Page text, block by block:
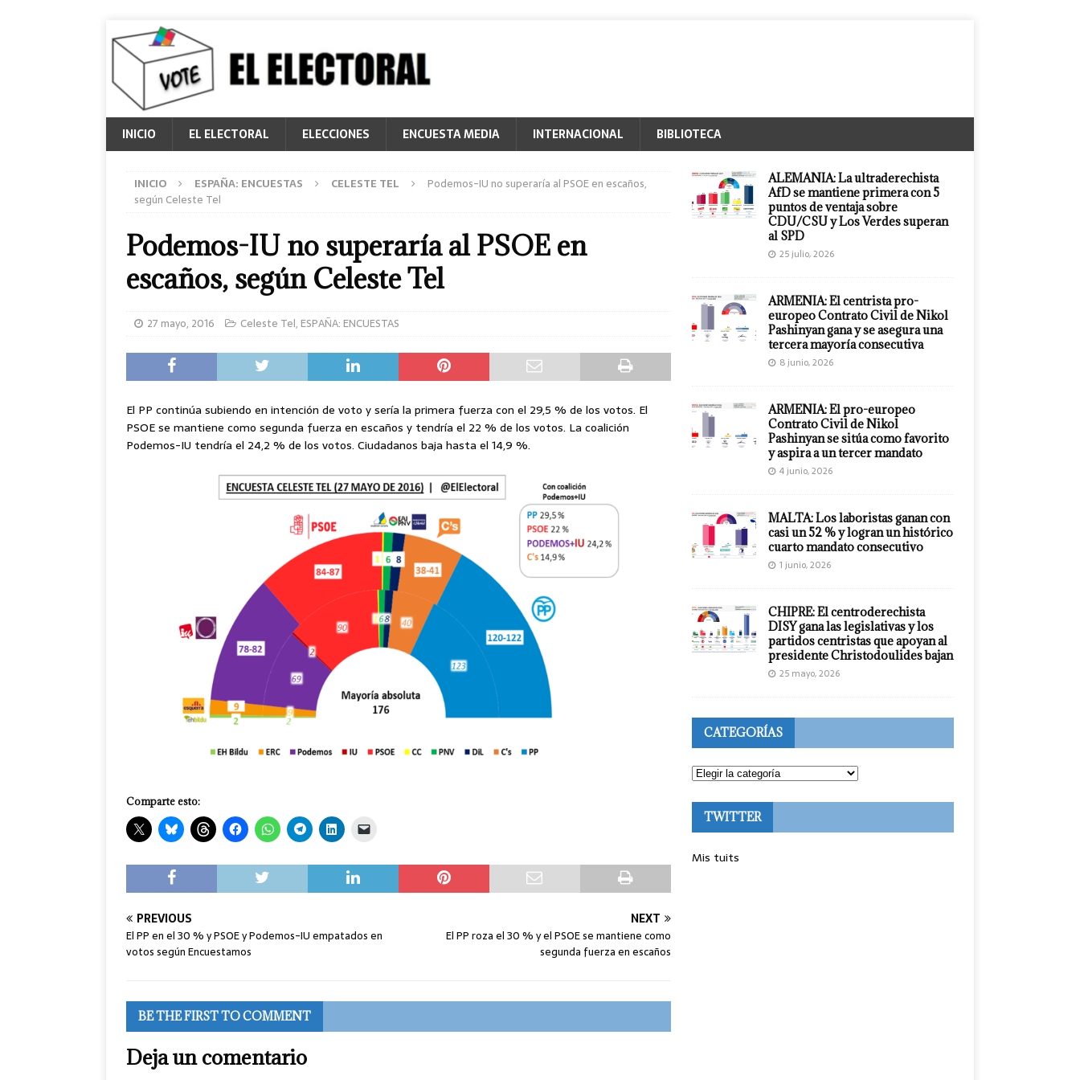
INICIO EL ELECTORAL ELECCIONES ENCUESTA MEDIA INTERNACIONAL BIBLIOTECA
INICIO ESPAÑA: ENCUESTAS CELESTE TEL
Podemos-IU no superaría al PSOE en escaños,
según Celeste Tel
Podemos-IU no superaría al PSOE en
escaños, según Celeste Tel
27 mayo, 2016 Celeste Tel, ESPAÑA: ENCUESTAS
El PP continúa subiendo en intención de voto y sería la primera fuerza con el 29,5 % de los votos. El
PSOE se mantiene como segunda fuerza en escaños y tendría el 22 % de los votos. La coalición
Podemos-IU tendría el 24,2 % de los votos. Ciudadanos baja hasta el 14,9 %.
Comparte esto:
PREVIOUS
El PP en el 30 % y PSOE y Podemos-IU empatados en
votos según Encuestamos
NEXT
El PP roza el 30 % y el PSOE se mantiene como
segunda fuerza en escaños
BE THE FIRST TO COMMENT
Deja un comentario
ALEMANIA: La ultraderechista
AfD se mantiene primera con 5
puntos de ventaja sobre
CDU/CSU y Los Verdes superan
al SPD
25 julio, 2026
ARMENIA: El centrista pro-
europeo Contrato Civil de Nikol
Pashinyan gana y se asegura una
tercera mayoría consecutiva
8 junio, 2026
ARMENIA: El pro-europeo
Contrato Civil de Nikol
Pashinyan se sitúa como favorito
y aspira a un tercer mandato
4 junio, 2026
MALTA: Los laboristas ganan con
casi un 52 % y logran un histórico
cuarto mandato consecutivo
1 junio, 2026
CHIPRE: El centroderechista
DISY gana las legislativas y los
partidos centristas que apoyan al
presidente Christodoulides bajan
25 mayo, 2026
CATEGORÍAS
TWITTER
Mis tuits